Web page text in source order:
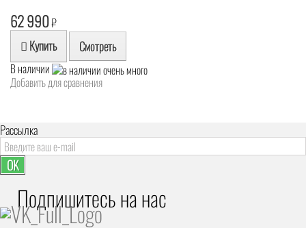
62 990₽
Купить Смотреть
В наличии
Добавить для сравнения
Рассылка
OK
Подпишитесь на наc